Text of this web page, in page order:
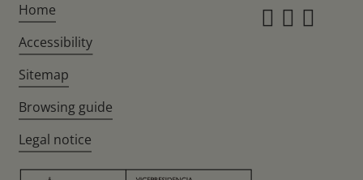
Home
Accessibility
Sitemap
Browsing guide
Legal notice